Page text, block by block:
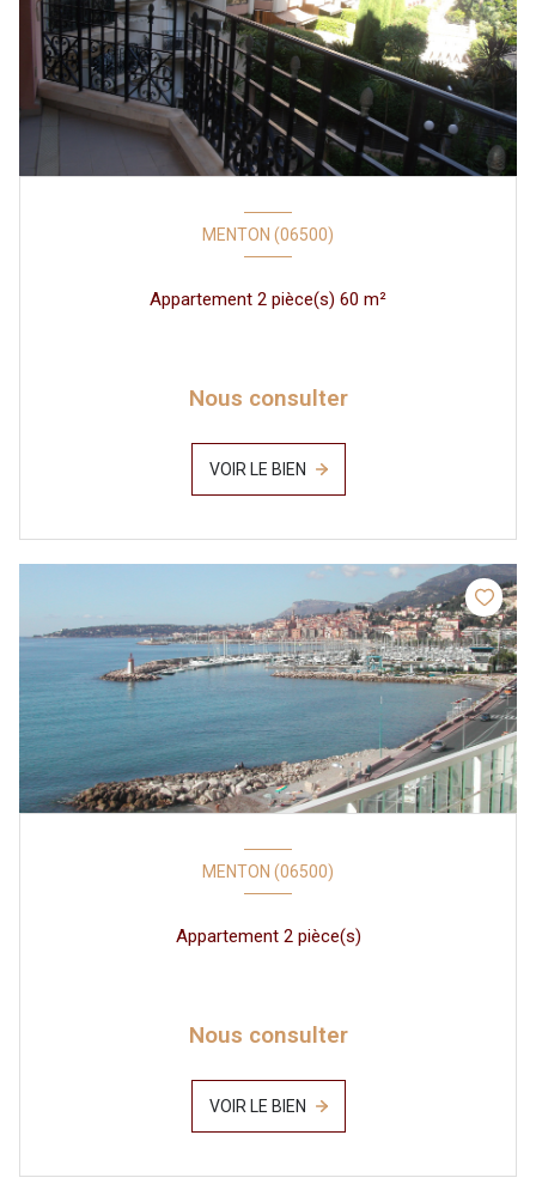
MENTON (06500)
Appartement 2 pièce(s) 60 m²
Nous consulter
VOIR LE BIEN
MENTON (06500)
Appartement 2 pièce(s)
Nous consulter
VOIR LE BIEN